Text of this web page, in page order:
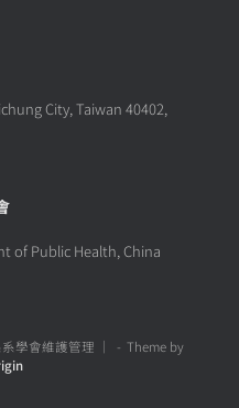
City, Taiwan 40402,
of Public Health, China
學會維護管理 ｜
Theme by